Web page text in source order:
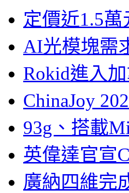
定價近1.5
AI光模塊需
Rokid進入
ChinaJoy
93g、搭載
英偉達官宣
廣納四維完